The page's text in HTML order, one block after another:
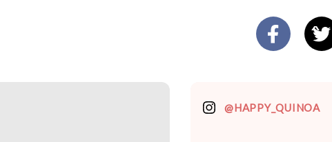
@HAPPY_QUINOA